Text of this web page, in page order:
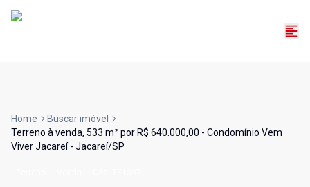
Home
Buscar imóvel
Terreno à venda, 533 m² por R$ 640.000,00 - Condomínio Vem
Viver Jacareí - Jacareí/SP